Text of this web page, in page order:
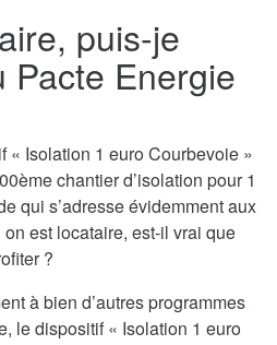
puis-je
Pacte Energie
« Isolation 1 euro Courbevoie »
chantier d’isolation pour 1
qui s’adresse évidemment aux
est locataire, est-il vrai que
?
à bien d’autres programmes
le dispositif « Isolation 1 euro